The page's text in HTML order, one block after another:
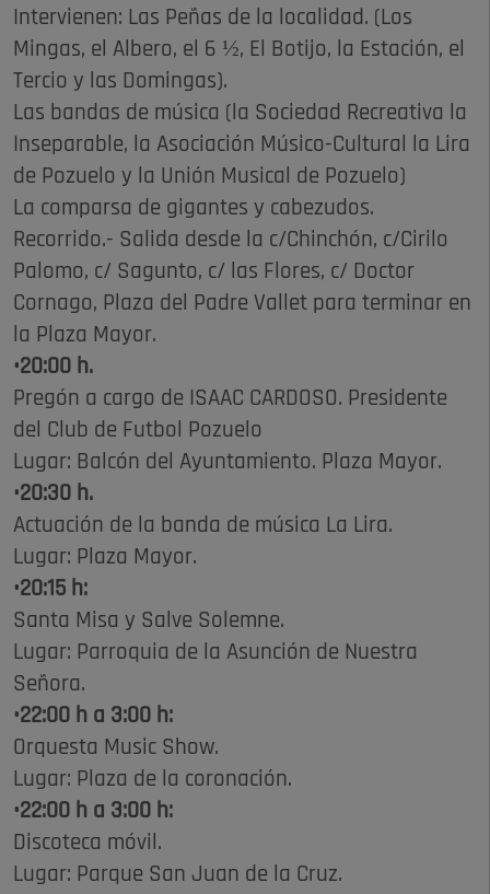
Intervienen: Las Peñas de la localidad. (Los
Mingas, el Albero, el 6 ½, El Botijo, la Estación, el
Tercio y las Domingas).
Las bandas de música (la Sociedad Recreativa la
Inseparable, la Asociación Músico-Cultural la Lira
de Pozuelo y la Unión Musical de Pozuelo)
La comparsa de gigantes y cabezudos.
Recorrido.- Salida desde la c/Chinchón, c/Cirilo
Palomo, c/ Sagunto, c/ las Flores, c/ Doctor
Cornago, Plaza del Padre Vallet para terminar en
la Plaza Mayor.
•20:00 h.
Pregón a cargo de ISAAC CARDOSO. Presidente
del Club de Futbol Pozuelo
Lugar: Balcón del Ayuntamiento. Plaza Mayor.
•20:30 h.
Actuación de la banda de música La Lira.
Lugar: Plaza Mayor.
•20:15 h:
Santa Misa y Salve Solemne.
Lugar: Parroquia de la Asunción de Nuestra
Señora.
•22:00 h a 3:00 h:
Orquesta Music Show.
Lugar: Plaza de la coronación.
•22:00 h a 3:00 h:
Discoteca móvil.
Lugar: Parque San Juan de la Cruz.